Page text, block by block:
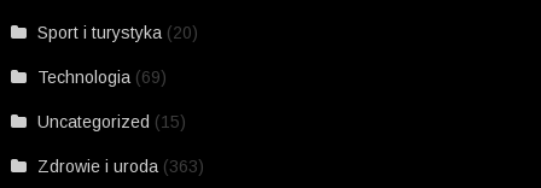
Sport i turystyka (20)
Technologia (69)
Uncategorized (15)
Zdrowie i uroda (363)